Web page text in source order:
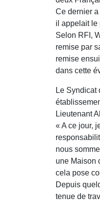
Ce dernier
il appelait le
Selon RFI,
remise par
remise
dans cette
Le Syndicat
Lieutenant
« A ce jour,
nous
une Maison
cela pose
Depuis
tenue de